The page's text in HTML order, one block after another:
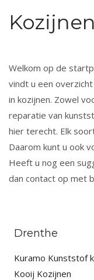
Welkom op de
vindt u een
in kozijnen. Zowel
reparatie van
hier terecht. Elk
Daarom kunt u ook
Heeft u nog een
dan contact op met
Drenthe
Kuramo Kunststof
Kooij Kozijnen